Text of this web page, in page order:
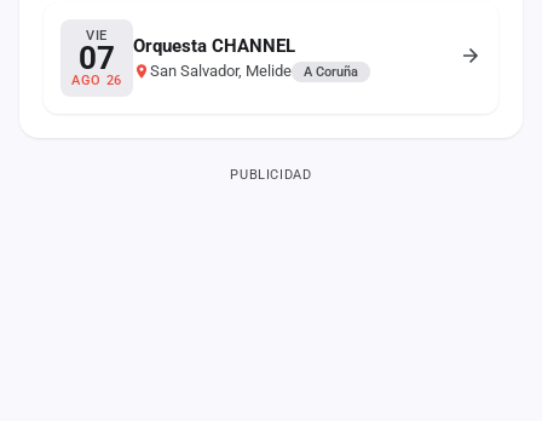
VIE
07
AGO 26
Orquesta CHANNEL
San Salvador, Melide A Coruña
PUBLICIDAD